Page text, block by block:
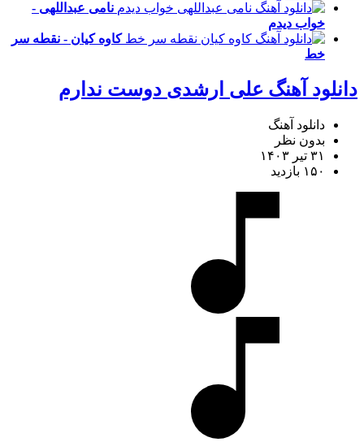
نامی عبداللهی -
خواب دیدم
کاوه کیان - نقطه سر
خط
دانلود آهنگ علی ارشدی دوست ندارم
دانلود آهنگ
بدون نظر
۳۱ تیر ۱۴۰۳
۱۵۰ بازدید